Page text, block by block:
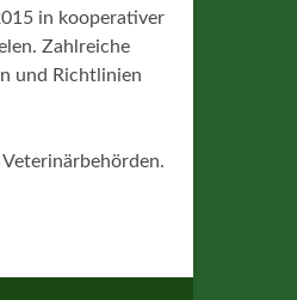
in kooperativer
Zahlreiche
und Richtlinien